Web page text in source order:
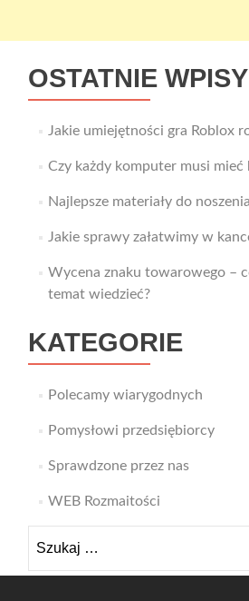
OSTATNIE WPISY
Jakie umiejętności gra Roblox
Czy każdy komputer musi
Najlepsze materiały do
Jakie sprawy załatwimy w
Wycena znaku towarowego –
temat wiedzieć?
KATEGORIE
Polecamy wiarygodnych
Pomysłowi przedsiębiorcy
Sprawdzone przez nas
WEB Rozmaitości